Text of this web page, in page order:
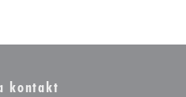
kontakt